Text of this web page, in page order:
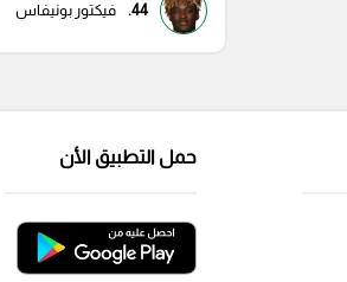
44. فيكتور بونيفاس
حمل التطبيق الأن